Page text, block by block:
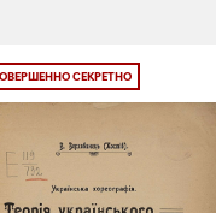
СЕКРЕТНО